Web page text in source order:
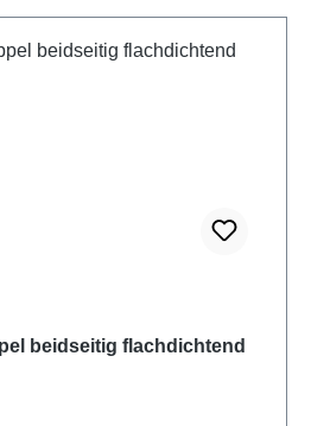
beidseitig flachdichtend